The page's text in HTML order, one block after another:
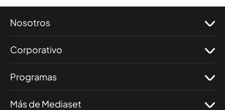
Nosotros
Corporativo
Programas
Más de Mediaset